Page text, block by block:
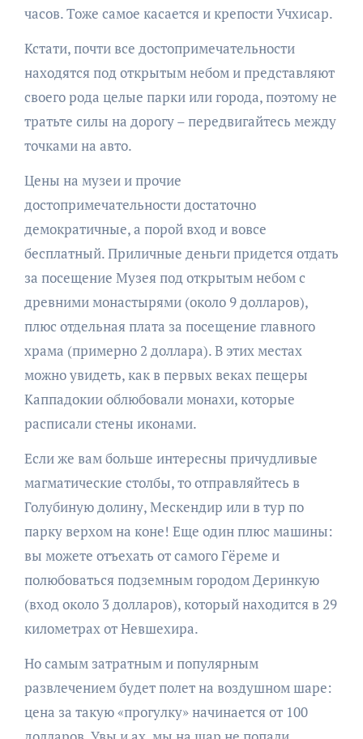
часов. Тоже самое касается и крепости Учхисар.
Кстати, почти все достопримечательности
находятся под открытым небом и представляют
своего рода целые парки или города, поэтому не
тратьте силы на дорогу – передвигайтесь между
точками на авто.
Цены на музеи и прочие
достопримечательности достаточно
демократичные, а порой вход и вовсе
бесплатный. Приличные деньги придется отдать
за посещение Музея под открытым небом с
древними монастырями (около 9 долларов),
плюс отдельная плата за посещение главного
храма (примерно 2 доллара). В этих местах
можно увидеть, как в первых веках пещеры
Каппадокии облюбовали монахи, которые
расписали стены иконами.
Если же вам больше интересны причудливые
магматические столбы, то отправляйтесь в
Голубиную долину, Мескендир или в тур по
парку верхом на коне! Еще один плюс машины:
вы можете отъехать от самого Гёреме и
полюбоваться подземным городом Деринкую
(вход около 3 долларов), который находится в 29
километрах от Невшехира.
Но самым затратным и популярным
развлечением будет полет на воздушном шаре:
цена за такую «прогулку» начинается от 100